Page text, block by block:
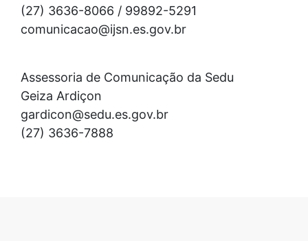
(27) 3636-8066 / 99892-5291
comunicacao@ijsn.es.gov.br
Assessoria de Comunicação da Sedu
Geiza Ardiçon
gardicon@sedu.es.gov.br
(27) 3636-7888